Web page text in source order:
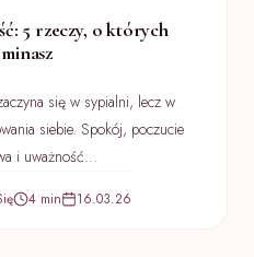
5 rzeczy, o których
się w sypialni, lecz w
siebie. Spokój, poczucie
i uważność...
4 min 16.03.26